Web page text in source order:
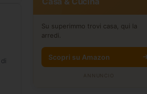
Su superimmo trovi casa, qui la
arredi.
Scopri su Amazon
ANNUNCIO